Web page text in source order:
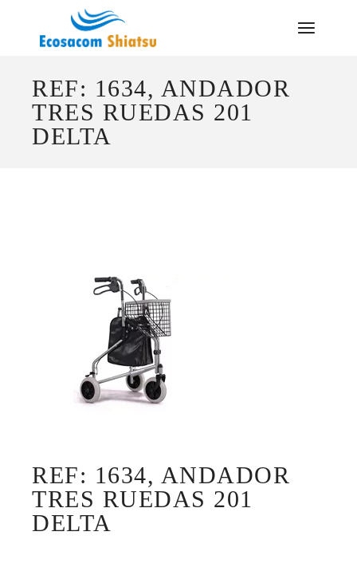
REF: 1634, ANDADOR
TRES RUEDAS 201
DELTA
REF: 1634, ANDADOR
TRES RUEDAS 201
DELTA